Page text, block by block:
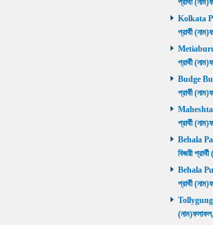
প্রার্থী
Kolkata
প্রার্থী
Metiaburuz
প্রার্থী
Budge
প্রার্থী
প্রার্থী
Behala
বিজয়ী
Behala
প্রার্থী
Tollygunge